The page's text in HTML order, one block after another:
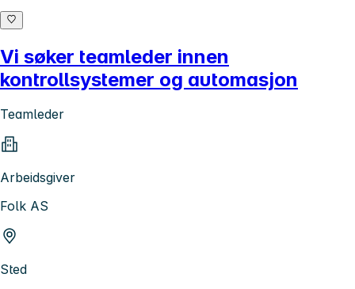
Vi søker teamleder innen
kontrollsystemer og automasjon
Teamleder
Arbeidsgiver
Folk AS
Sted